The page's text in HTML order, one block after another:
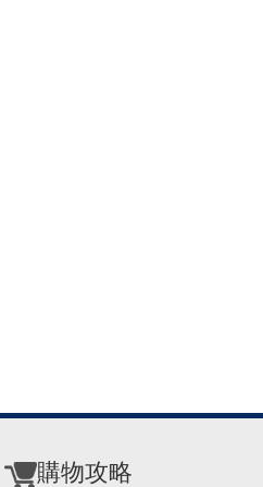
購物攻略